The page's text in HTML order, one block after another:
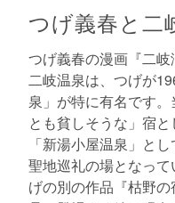
つげ義春と二
つげ義春の漫画『二
二岐温泉は、つげが
泉」が特に有名です
とも貧しそうな」宿
「新湯小屋温泉」と
聖地巡礼の場となっ
げの別の作品『枯野